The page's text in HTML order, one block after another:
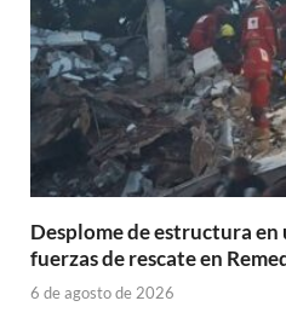
Desplome de estructura en
fuerzas de rescate en
6 de agosto de 2026